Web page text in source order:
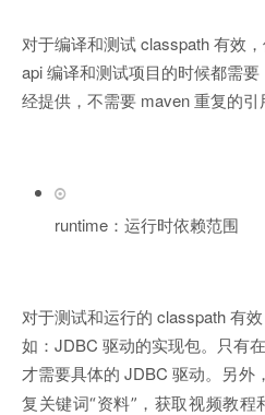
对于编译和测试 classpath 有效
api 编译和测试项目的时候都需
经提供，不需要 maven 重复的引
runtime：运行时依赖范围
对于测试和运行的 classpath 有
如：JDBC 驱动的实现包。只有
才需要具体的 JDBC 驱动。
另外
复关键词“资料”，获取视频教程